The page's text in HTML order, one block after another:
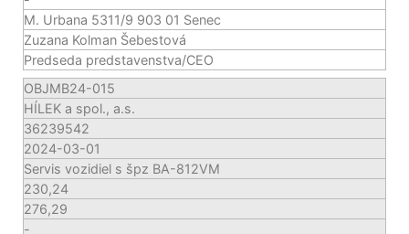
M. Urbana 5311/9 903 01 Senec
Zuzana Kolman Šebestová
Predseda predstavenstva/CEO
OBJMB24-015
HÍLEK a spol., a.s.
36239542
2024-03-01
Servis vozidiel s špz BA-812VM
230,24
276,29
-